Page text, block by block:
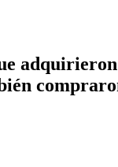
adquirieron